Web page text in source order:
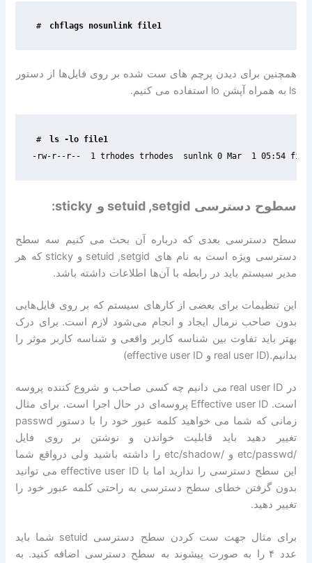
# chflags nosunlink file1
همچنین برای دیدن پرچم های ست شده بر روی فایل‌ها از دستور
ls به همراه آپشن lo استفاده می کنیم.
#
-rw-r--r--  1 trhodes trhodes  sunlnk 0 Mar  1 05:54
سطوح دسترسیsetuid ,setgid و sticky:
سطح دسترسی بعدی که درباره آن بحث می کنیم سه سطح
دسترسی ویژه است به نام های setuid ,setgid وsticky که هر
مدیر سیستم باید در رابطه با آن‌ها اطلاعات داشته باشد .
این تنظیمات برای بعضی از کارهای سیستم که بر روی فایل‌هایی
بدون صاحب نرمال ایجاد و انجام می‌شود لازم است. برای درک
بهتر باید تفاوت بین شناسه کاربر واقعی و شناسه کاربر موثر را
بدانیم.(‌real user ID وeffective user ID)
در real user ID می دانیم چه کسی صاحب و شروع کننده پروسه
است. Effective user ID
پروسه‌ای در حال اجرا است. برای مثال
زمانی که شما می خواهید کلمه عبور خود را با دستور passwd
تغییر دهید باید قابلیت خواندن و نوشتن بر روی فایل
/etc/passwd و/etc/shadow
را داشته باشید ولی در‌واقع شما
این سطح دسترسی را ندارید اما باeffective user ID می توانید
بدون گرفتن خطای سطح دسترسی به راحتی کلمه عبور خود را
تغییر دهید.
برای مثال جهت ست کردن سطح دسترسی setuid شما باید
عدد ۴ را به صورت پیشوند به سطح دسترسی اضافه کنید . به